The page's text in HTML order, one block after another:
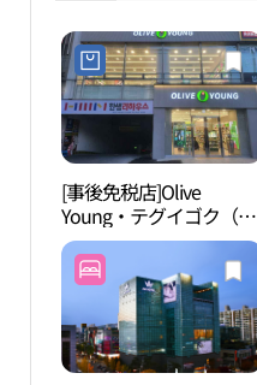
[事後免税店]Olive
Young・テグイゴク（大
邱梨谷）店(올리브영 대
구이곡점)